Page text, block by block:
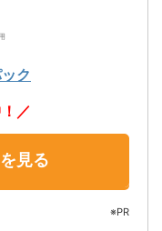
ク
／
見る
※PR